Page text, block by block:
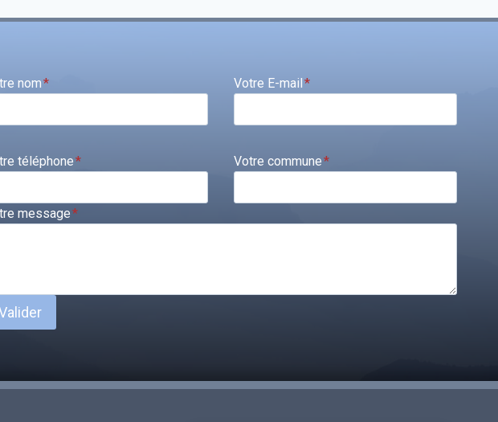
nom* Votre E-mail*
téléphone* Votre commune*
message*